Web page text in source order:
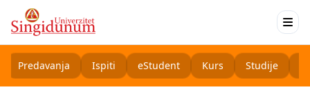
Predavanja Ispiti eStudent Kurs Studije